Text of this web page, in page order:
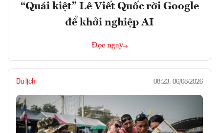
“Quái kiệt” Lê Viết Quốc rời Google
để khởi nghiệp AI
Đọc ngay
Du lịch 08:23, 06/08/2026